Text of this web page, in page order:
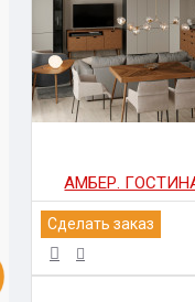
АМБЕР.
Сделать заказ